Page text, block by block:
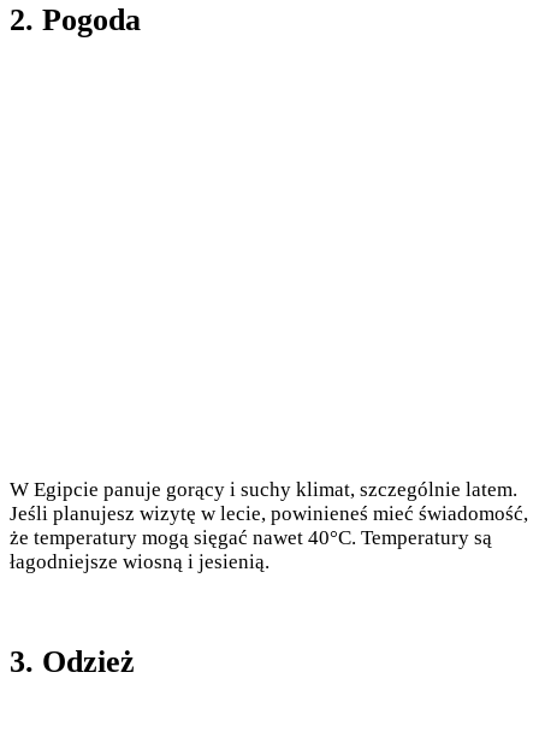
2. Pogoda
W Egipcie panuje gorący i suchy klimat, szczególnie latem.
Jeśli planujesz wizytę w lecie, powinieneś mieć świadomość,
że temperatury mogą sięgać nawet 40°C. Temperatury są
łagodniejsze wiosną i jesienią.
3. Odzież